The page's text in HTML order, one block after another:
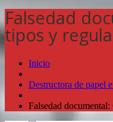
Falsedad
tipos y
Inicio
Destructora de papel
Falsedad